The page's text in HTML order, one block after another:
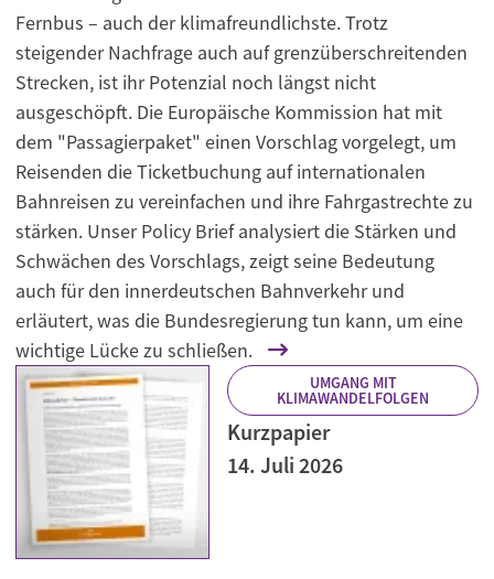
Fernbus – auch der klimafreundlichste. Trotz
steigender Nachfrage auch auf grenzüberschreitenden
Strecken, ist ihr Potenzial noch längst nicht
ausgeschöpft. Die Europäische Kommission hat mit
dem "Passagierpaket" einen Vorschlag vorgelegt, um
Reisenden die Ticketbuchung auf internationalen
Bahnreisen zu vereinfachen und ihre Fahrgastrechte zu
stärken. Unser Policy Brief analysiert die Stärken und
Schwächen des Vorschlags, zeigt seine Bedeutung
auch für den innerdeutschen Bahnverkehr und
erläutert, was die Bundesregierung tun kann, um eine
wichtige Lücke zu schließen.
UMGANG MIT
KLIMAWANDELFOLGEN
Kurzpapier
14. Juli 2026